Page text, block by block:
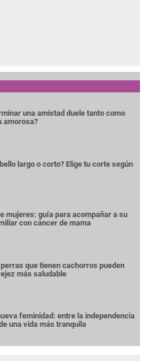
una amistad duele tanto como
amorosa?
largo o corto? Elige tu corte según
mujeres: guía para acompañar a su
con cáncer de mama
que tienen cachorros pueden
más saludable
feminidad: entre la independencia
una vida más tranquila